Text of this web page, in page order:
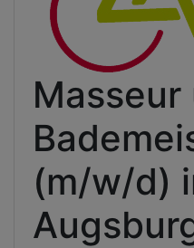
Masseur
(m/w/d)